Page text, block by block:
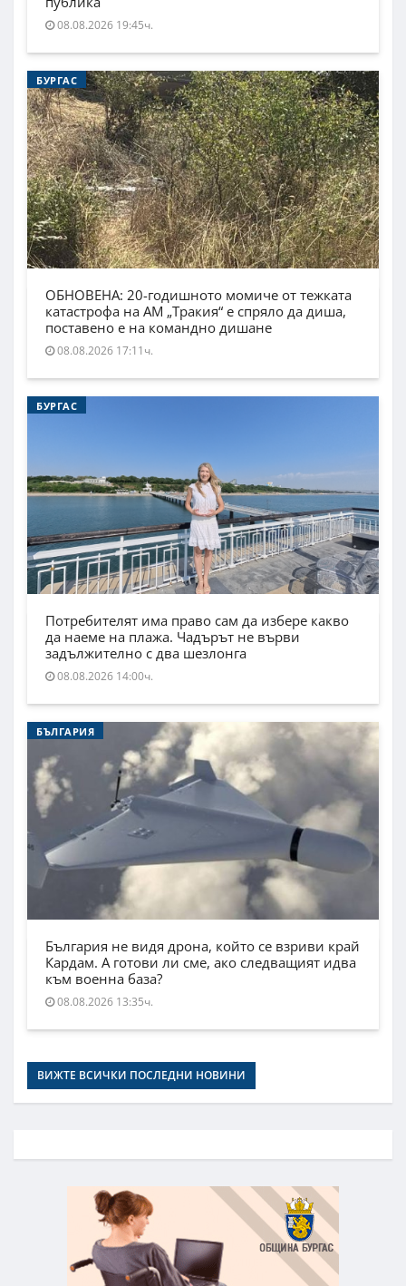
08.08.2026 19:45ч.
БУРГАС
ОБНОВЕНА: 20-годишното момиче от тежката
катастрофа на АМ „Тракия“ е спряло да диша,
поставено е на командно дишане
08.08.2026 17:11ч.
БУРГАС
Потребителят има право сам да избере какво
да наеме на плажа. Чадърът не върви
задължително с два шезлонга
08.08.2026 14:00ч.
БЪЛГАРИЯ
България не видя дрона, който се взриви край
Кардам. А готови ли сме, ако следващият идва
към военна база?
08.08.2026 13:35ч.
ВИЖТЕ ВСИЧКИ ПОСЛЕДНИ НОВИНИ